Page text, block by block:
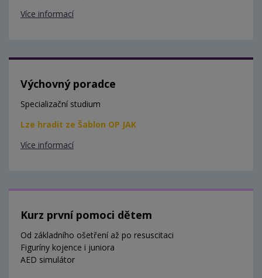
Více informací
Výchovný poradce
Specializační studium
Lze hradit ze Šablon OP JAK
Více informací
Kurz první pomoci dětem
Od základního ošetření až po resuscitaci
Figuríny kojence i juniora
AED simulátor